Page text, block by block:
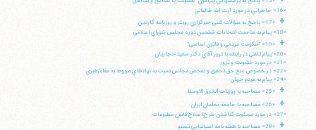
«16» خاطراتي در مورد آيت الله طالقاني
+
«17» پاسخ به سؤالات كتبي خبرگزاري رويتر و روزنامه گاردين
«18» پيام به مناسبت انتخابات ششمين دوره مجلس شوراي اسلامي
+
«19» "حكومت مردمي و قانون اساسي"
«20» پيام تلفني در رابطه با ترور آقاي دكتر سعيد حجاريان
«21» در مورد خشونت و ترور
«22» در خصوص منع حق تحقيق و تفحص مجلس نسبت به نهادهاي مربوط به مقامرهبري
«24» پيام به مردم جهان
+ «25» مصاحبه با روزنامه الشرق الاوسط
+
«26» مصاحبه با جامعه معلمان ايران
«27» در مورد مسكوت گذاشتن طرح اصلاح قانون مطبوعات
+ «28» مصاحبه با هفته نامه اسپانيايي تيمپو